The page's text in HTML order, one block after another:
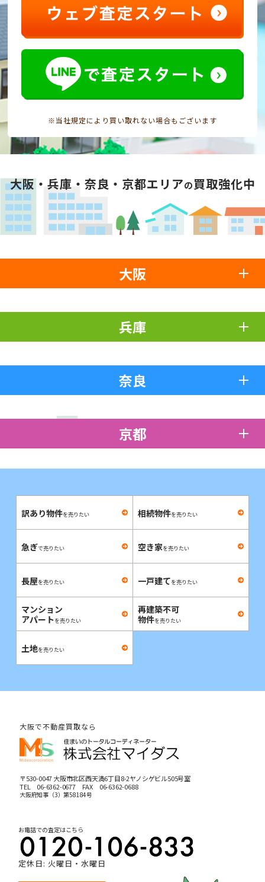
※当社規定により買い取れない場合もございます
大阪・兵庫・奈良・京都エリアの買取強化中
大阪
兵庫
奈良
京都
訳あり物件を売りたい 相続物件を売りたい
急ぎで売りたい 空き家を売りたい
長屋を売りたい 一戸建てを売りたい
マンション
アパートを売りたい
再建築不可
物件を売りたい
土地を売りたい
大阪で不動産買取なら
〒530-0047 大阪市北区西天満6丁目8-2ヤノシゲビル505号室
TEL 06-6362-0677FAX 06-6362-0688
大阪府知事（3）第58184号
お電話での査定はこちら
定休日: 火曜日・水曜日